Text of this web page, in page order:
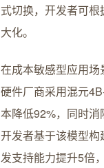
式切换，开发者可
大化。
在成本敏感型应用
硬件厂商采用混元
本降低92%，同时
开发者基于该模型
发支持能力提升5倍